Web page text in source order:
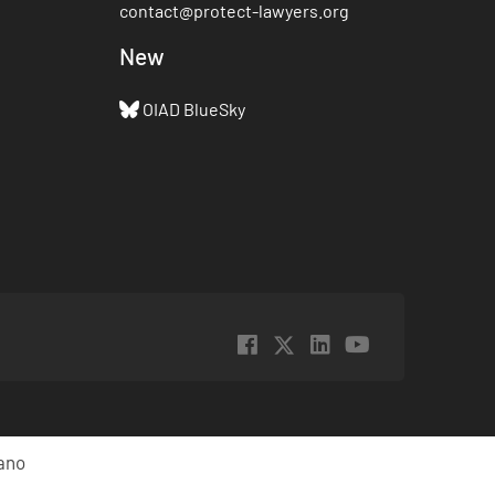
contact@protect-lawyers.org
New
OIAD BlueSky